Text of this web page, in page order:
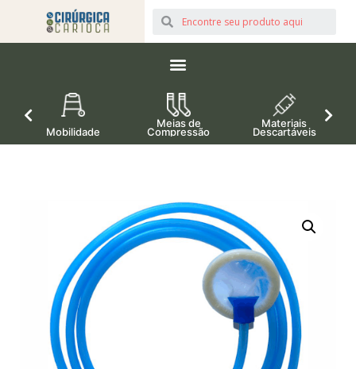
Mobilidade
Meias de
Compressão
Materiais
Descartáveis